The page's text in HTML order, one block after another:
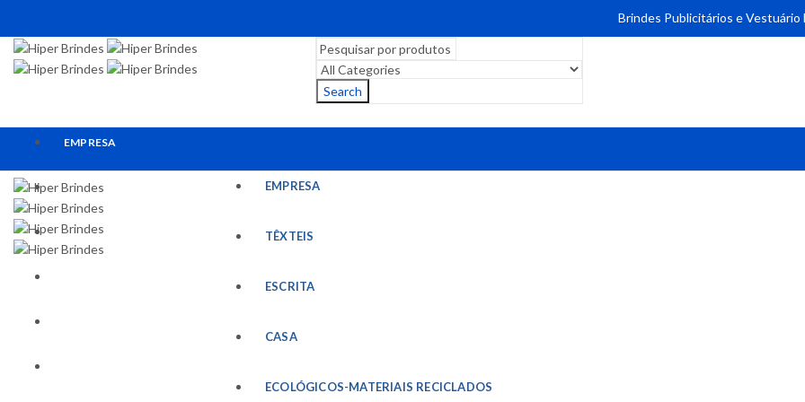
Brindes Publicitários e Vestuário
Search
EMPRESA
TÊXTEIS
ESCRITA
EMPRESA
TÊXTEIS
ESCRITA
CASA
ECOLÓGICOS-MATERIAIS RECICLADOS